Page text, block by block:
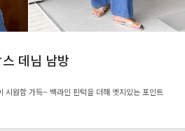
데님 남방
시원함 가득~ 백라인 핀턱을 더해 엣지있는 포인트